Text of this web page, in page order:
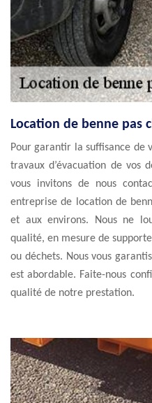
Location de benne pas
Pour garantir la suffisance de
travaux d’évacuation de vos
vous invitons de nous
entreprise de location de
et aux environs. Nous ne
qualité, en mesure de
ou déchets. Nous vous
est abordable. Faite-nous
qualité de notre prestation.